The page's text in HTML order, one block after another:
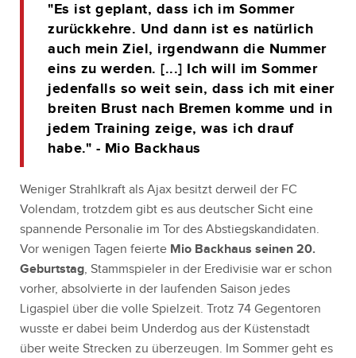
"Es ist geplant, dass ich im Sommer
zurückkehre. Und dann ist es natürlich
auch mein Ziel, irgendwann die Nummer
eins zu werden. [...] Ich will im Sommer
jedenfalls so weit sein, dass ich mit einer
breiten Brust nach Bremen komme und in
jedem Training zeige, was ich drauf
habe." - Mio Backhaus
Weniger Strahlkraft als Ajax besitzt derweil der FC
Volendam, trotzdem gibt es aus deutscher Sicht eine
spannende Personalie im Tor des Abstiegskandidaten.
Vor wenigen Tagen feierte Mio Backhaus seinen 20.
Geburtstag, Stammspieler in der Eredivisie war er schon
vorher, absolvierte in der laufenden Saison jedes
Ligaspiel über die volle Spielzeit. Trotz 74 Gegentoren
wusste er dabei beim Underdog aus der Küstenstadt
über weite Strecken zu überzeugen. Im Sommer geht es